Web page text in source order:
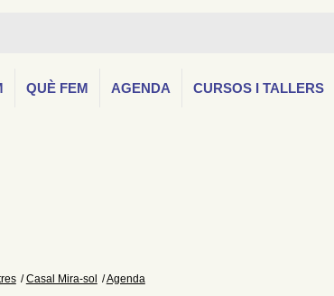
QUÈ FEM AGENDA CURSOS I TALLERS
Casal Mira-sol Agenda